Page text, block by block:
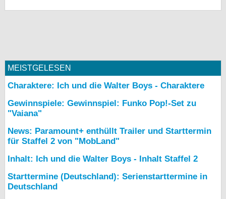
MEISTGELESEN
Charaktere: Ich und die Walter Boys - Charaktere
Gewinnspiele: Gewinnspiel: Funko Pop!-Set zu
"Vaiana"
News: Paramount+ enthüllt Trailer und Starttermin
für Staffel 2 von "MobLand"
Inhalt: Ich und die Walter Boys - Inhalt Staffel 2
Starttermine (Deutschland): Serienstarttermine in
Deutschland